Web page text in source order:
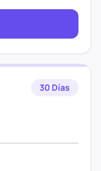
30 Días